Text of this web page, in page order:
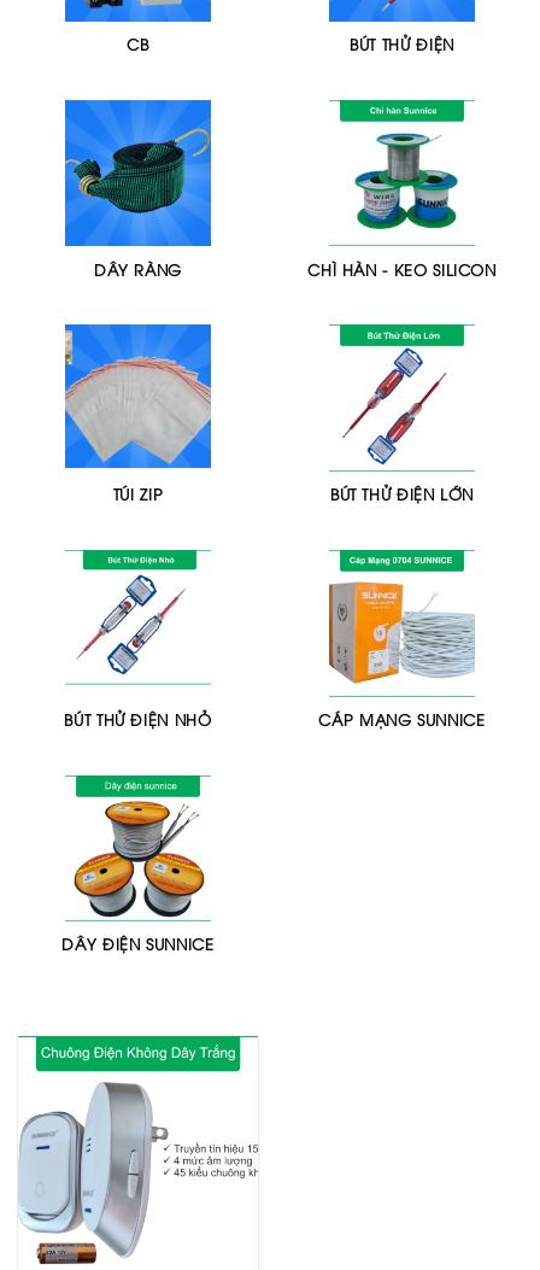
CB BÚT THỬ ĐIỆN
DÂY RÀNG CHÌ HÀN - KEO SILICON
TÚI ZIP BÚT THỬ ĐIỆN LỚN
BÚT THỬ ĐIỆN NHỎ CÁP MẠNG SUNNICE
DÂY ĐIỆN SUNNICE